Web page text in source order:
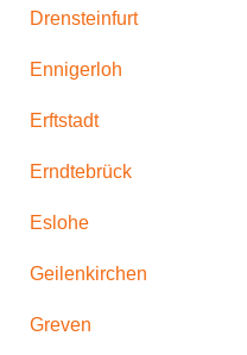
Drensteinfurt
Ennigerloh
Erftstadt
Erndtebrück
Eslohe
Geilenkirchen
Greven